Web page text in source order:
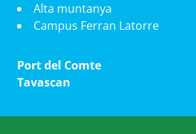
Alta muntanya
Campus Ferran Latorre
Port del Comte
Tavascan